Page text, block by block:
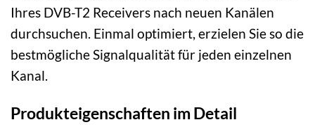
Ihres DVB-T2 Receivers nach neuen Kanälen
durchsuchen. Einmal optimiert, erzielen Sie so die
bestmögliche Signalqualität für jeden einzelnen
Kanal.
Produkteigenschaften im Detail